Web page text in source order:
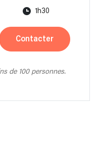
1h30
Contacter
de 100 personnes.